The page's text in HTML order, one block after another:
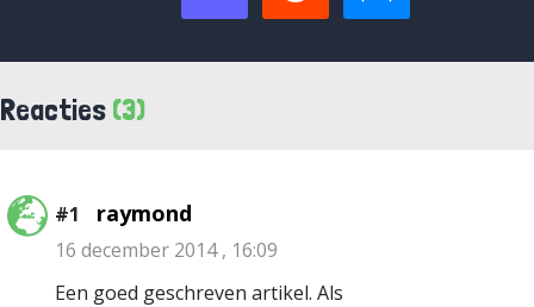
Reacties (3)
#1 raymond
16 december 2014 , 16:09
Een goed geschreven artikel. Als